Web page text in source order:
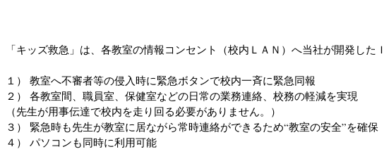
「キッズ救急」は、各教室の情報コンセント（校内ＬＡＮ）へ当社が開発し
１） 教室へ不審者等の侵入時に緊急ボタンで校内一斉に緊急同報
２） 各教室間、職員室、保健室などの日常の業務連絡、校務の軽減を実現
（先生が用事伝達で校内を走り回る必要がありません。）
３） 緊急時も先生が教室に居ながら常時連絡ができるため“教室の安全”を確保
４） パソコンも同時に利用可能